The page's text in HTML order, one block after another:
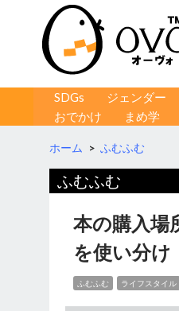
コンテンツへ移動
SDGs ジェンダー
おでかけ
まめ学
ホーム > ふむふむ
ふむふむ
本の購入場
を使い分け
ふむふむ ライフスタイル